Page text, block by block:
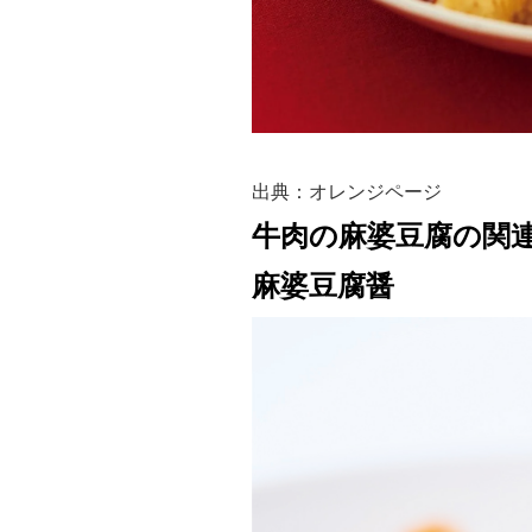
出典：オレンジページ
牛肉の麻婆豆腐の関
麻婆豆腐醤